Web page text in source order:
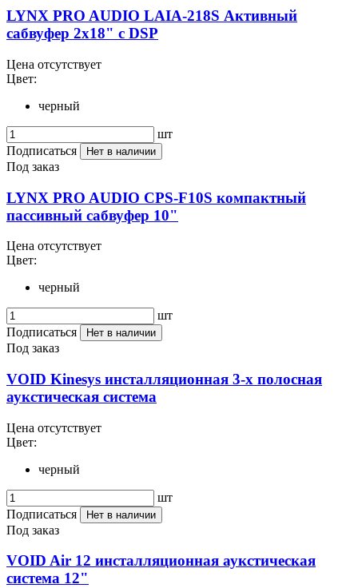
LYNX PRO AUDIO LAIA-218S Активный
сабвуфер 2х18" с DSP
Цена отсутствует
Цвет:
черный
шт
Подписаться
Нет в наличии
Под заказ
LYNX PRO AUDIO CPS-F10S компактный
пассивный сабвуфер 10"
Цена отсутствует
Цвет:
черный
шт
Подписаться
Нет в наличии
Под заказ
VOID Kinesys инсталляционная 3-х полосная
аукстическая система
Цена отсутствует
Цвет:
черный
шт
Подписаться
Нет в наличии
Под заказ
VOID Air 12 инсталляционная аукстическая
система 12"